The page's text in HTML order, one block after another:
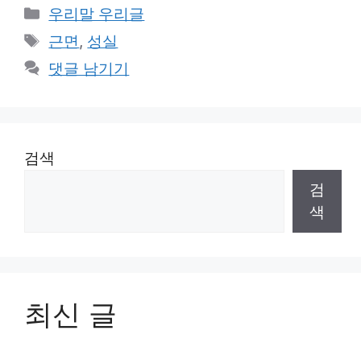
카
테
고
리
우리말 우리글
태
그
근면 , 성실
댓글 남기기
검색
검
색
최신 글